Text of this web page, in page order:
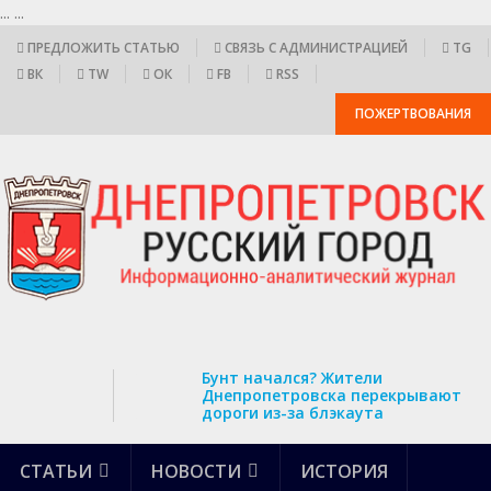
... ...
ПРЕДЛОЖИТЬ СТАТЬЮ СВЯЗЬ С АДМИНИСТРАЦИЕЙ
TG
ВК
TW ОК FB RSS
ПОЖЕРТВОВАНИЯ
Бунт начался? Жители
Днепропетровска перекрывают
дороги из-за блэкаута
СТАТЬИ НОВОСТИ ИСТОРИЯ